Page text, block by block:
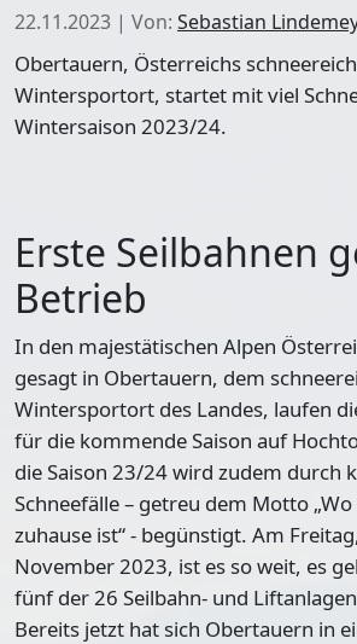
22.11.2023 | Von: Sebastian
Obertauern, Österreichs
Wintersportort, startet mit viel
Wintersaison 2023/24.
Erste Seilbahnen
Betrieb
In den majestätischen Alpen
gesagt in Obertauern, dem
Wintersportort des Landes, laufen
für die kommende Saison auf
die Saison 23/24 wird zudem durch
Schneefälle – getreu dem Motto
zuhause ist“ - begünstigt. Am
November 2023, ist es so weit, es
fünf der 26 Seilbahn- und
Bereits jetzt hat sich Obertauern in